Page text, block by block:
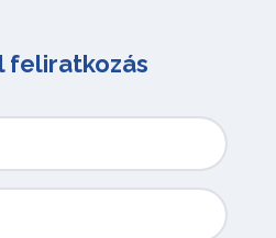
feliratkozás